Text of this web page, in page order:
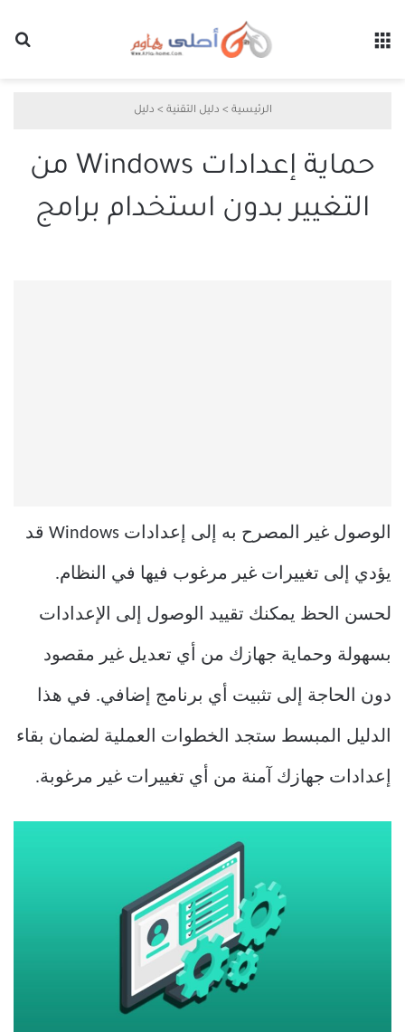
الرئيسية > دليل التقنية > دليل
حماية إعدادات Windows من
التغيير بدون استخدام برامج
الوصول غير المصرح به إلى إعدادات Windows قد
يؤدي إلى تغييرات غير مرغوب فيها في النظام.
لحسن الحظ يمكنك تقييد الوصول إلى الإعدادات
بسهولة وحماية جهازك من أي تعديل غير مقصود
دون الحاجة إلى تثبيت أي برنامج إضافي. في هذا
الدليل المبسط ستجد الخطوات العملية لضمان بقاء
إعدادات جهازك آمنة من أي تغييرات غير مرغوبة.